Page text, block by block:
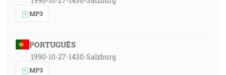
MP3
PORTUGUÊS
1990-10-27-1430-Salzburg
MP3